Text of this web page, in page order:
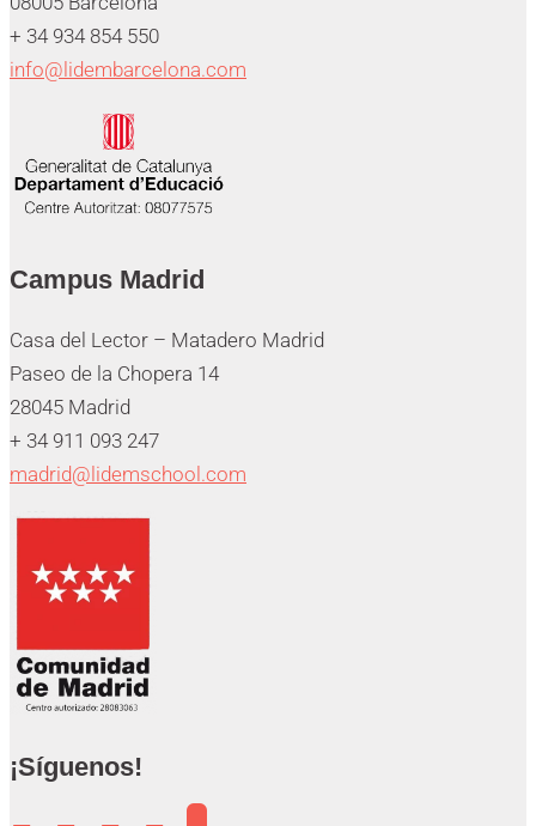
+ 34 934 854 550
info@lidembarcelona.com
Campus Madrid
Casa del Lector – Matadero Madrid
Paseo de la Chopera 14
28045 Madrid
+ 34 911 093 247
madrid@lidemschool.com
¡Síguenos!